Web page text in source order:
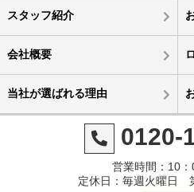
スタッフ紹介
会社概要
当社が選ばれる理由
0120-
営業時間：10
定休日：毎週火曜日